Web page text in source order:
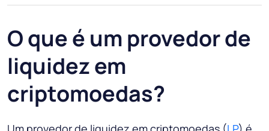
O que é um provedor de
liquidez em
criptomoedas?